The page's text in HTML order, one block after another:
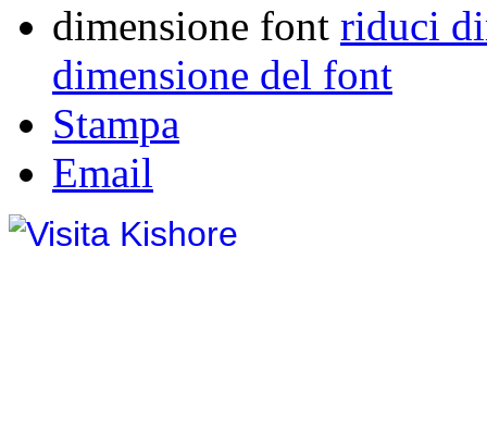
dimensione font riduci
dimensione del font
Stampa
Email